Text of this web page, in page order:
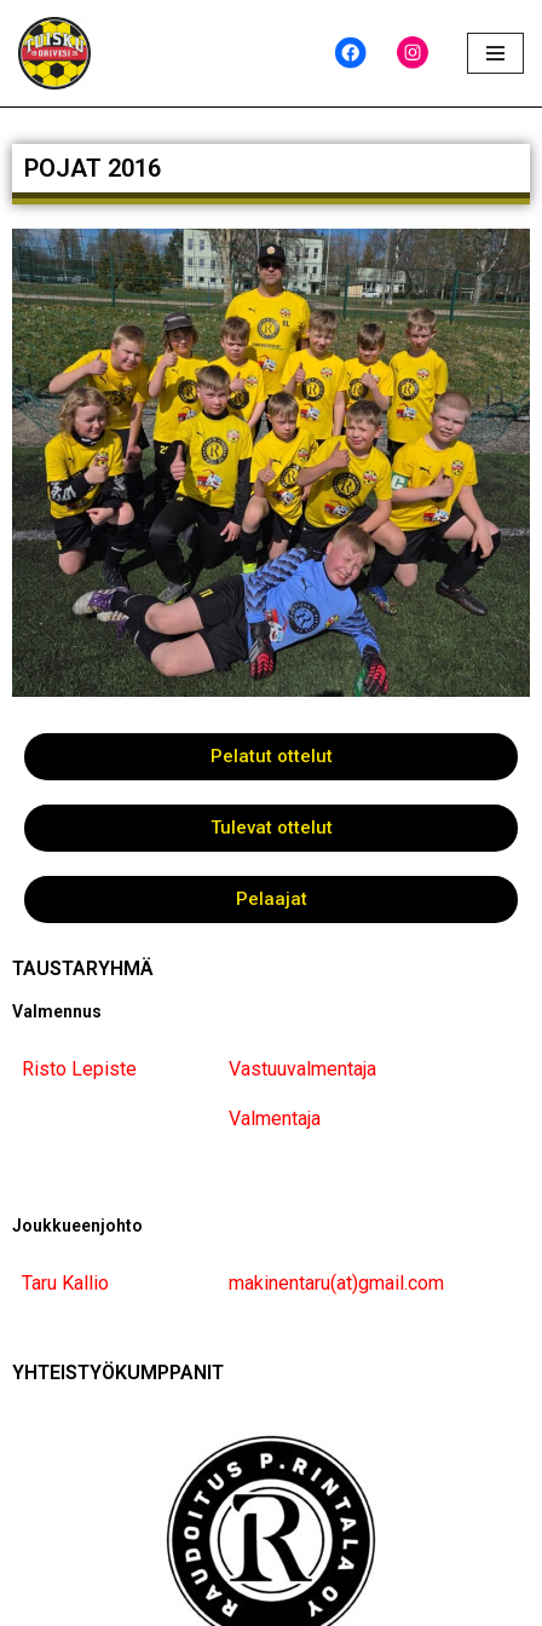
Siirry
suoraan
POJAT 2016
Pelatut ottelut
Tulevat ottelut
Pelaajat
TAUSTARYHMÄ
Valmennus
Risto Lepiste Vastuuvalmentaja
Valmentaja
Joukkueenjohto
Taru Kallio makinentaru(at)gmail.com
YHTEISTYÖKUMPPANIT